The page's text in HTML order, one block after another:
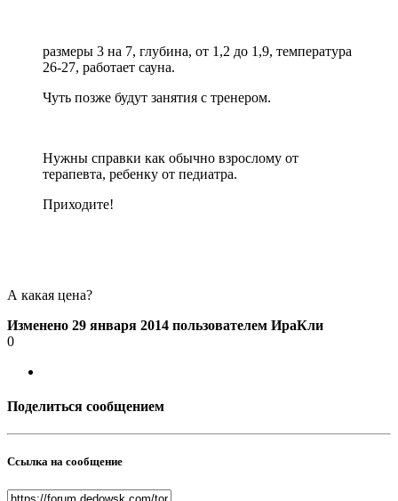
размеры 3 на 7, глубина, от 1,2 до 1,9, температура
26-27, работает сауна.
Чуть позже будут занятия с тренером.
Нужны справки как обычно взрослому от
терапевта, ребенку от педиатра.
Приходите!
А какая цена?
Изменено 29 января 2014 пользователем ИраКли
0
Поделиться сообщением
Ссылка на сообщение